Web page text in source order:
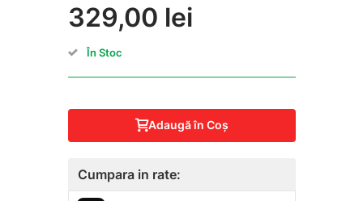
329,00 lei
În Stoc
Adaugă în Coş
Cumpara in rate: